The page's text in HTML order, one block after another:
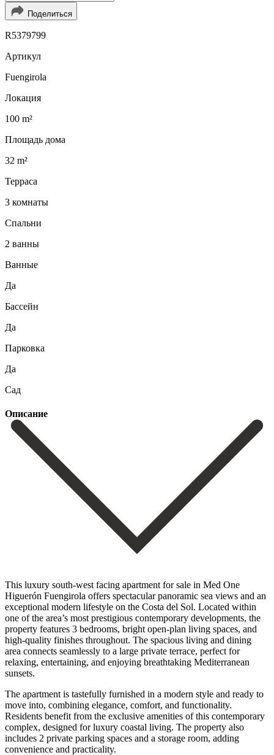
Поделиться
R5379799
Артикул
Fuengirola
Локация
100 m²
Площадь дома
32 m²
Терраса
3 комнаты
Спальни
2 ванны
Ванные
Да
Бассейн
Да
Парковка
Да
Сад
Описание
This luxury south-west facing apartment for sale in Med One
Higuerón Fuengirola offers spectacular panoramic sea views and an
exceptional modern lifestyle on the Costa del Sol. Located within
one of the area’s most prestigious contemporary developments, the
property features 3 bedrooms, bright open-plan living spaces, and
high-quality finishes throughout. The spacious living and dining
area connects seamlessly to a large private terrace, perfect for
relaxing, entertaining, and enjoying breathtaking Mediterranean
sunsets.
The apartment is tastefully furnished in a modern style and ready to
move into, combining elegance, comfort, and functionality.
Residents benefit from the exclusive amenities of this contemporary
complex, designed for luxury coastal living. The property also
includes 2 private parking spaces and a storage room, adding
convenience and practicality.